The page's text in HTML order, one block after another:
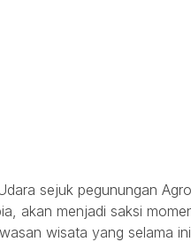
sejuk pegunungan
akan menjadi saksi
wisata yang selama